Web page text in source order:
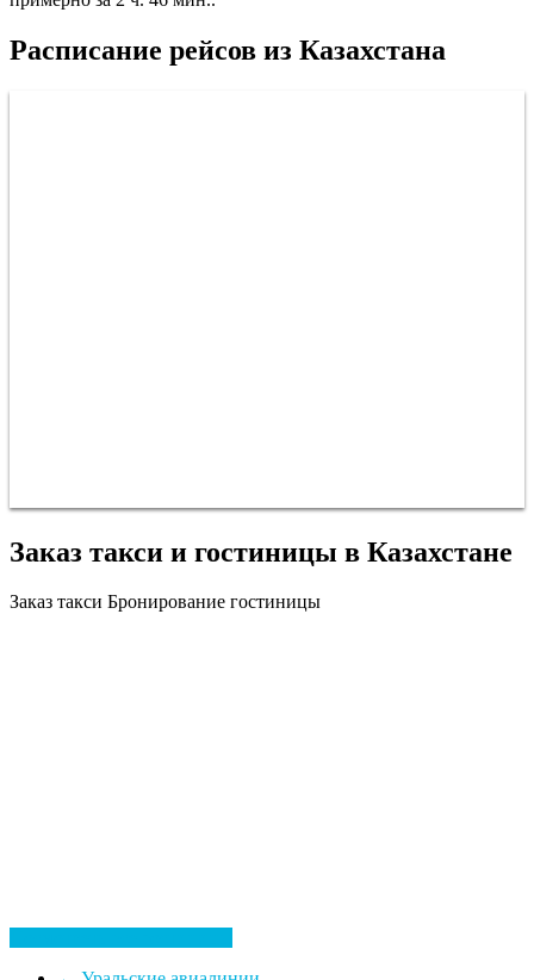
Расписание рейсов из Казахстана
Заказ такси и гостиницы в Казахстане
Заказ такси Бронирование гостиницы